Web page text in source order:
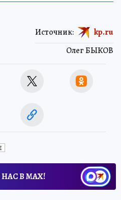
Олег БЫКОВ
Источник: kp.ru
В МАХ!